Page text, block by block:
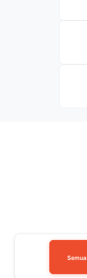
Semua